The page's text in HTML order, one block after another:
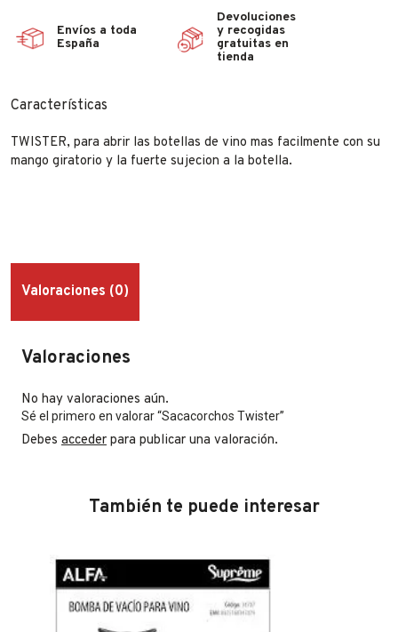
Envíos a toda
España
Devoluciones
y recogidas
gratuitas en
tienda
Características
TWISTER, para abrir las botellas de vino mas facilmente con su
mango giratorio y la fuerte sujecion a la botella.
Valoraciones (0)
Valoraciones
No hay valoraciones aún.
Sé el primero en valorar “Sacacorchos Twister”
Debes acceder para publicar una valoración.
También te puede interesar